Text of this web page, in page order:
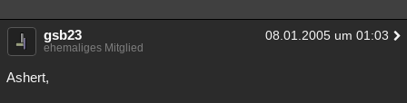
gsb23 08.01.2005 um 01:03
ehemaliges Mitglied
Ashert,